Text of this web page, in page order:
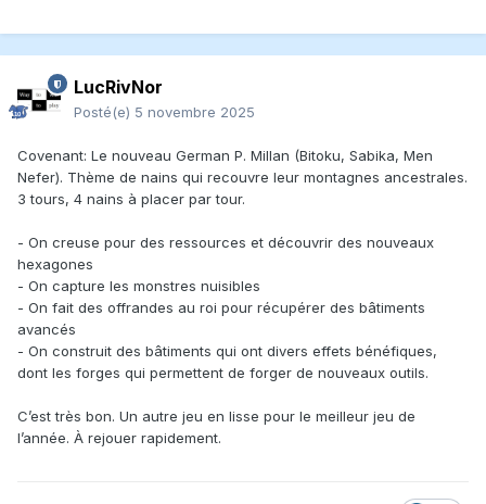
LucRivNor
Posté(e) 5 novembre 2025
Covenant: Le nouveau German P. Millan (Bitoku, Sabika, Men
Nefer). Thème de nains qui recouvre leur montagnes ancestrales.
3 tours, 4 nains à placer par tour.
- On creuse pour des ressources et découvrir des nouveaux
hexagones
- On capture les monstres nuisibles
- On fait des offrandes au roi pour récupérer des bâtiments
avancés
- On construit des bâtiments qui ont divers effets bénéfiques,
dont les forges qui permettent de forger de nouveaux outils.
C’est très bon. Un autre jeu en lisse pour le meilleur jeu de
l’année. À rejouer rapidement.